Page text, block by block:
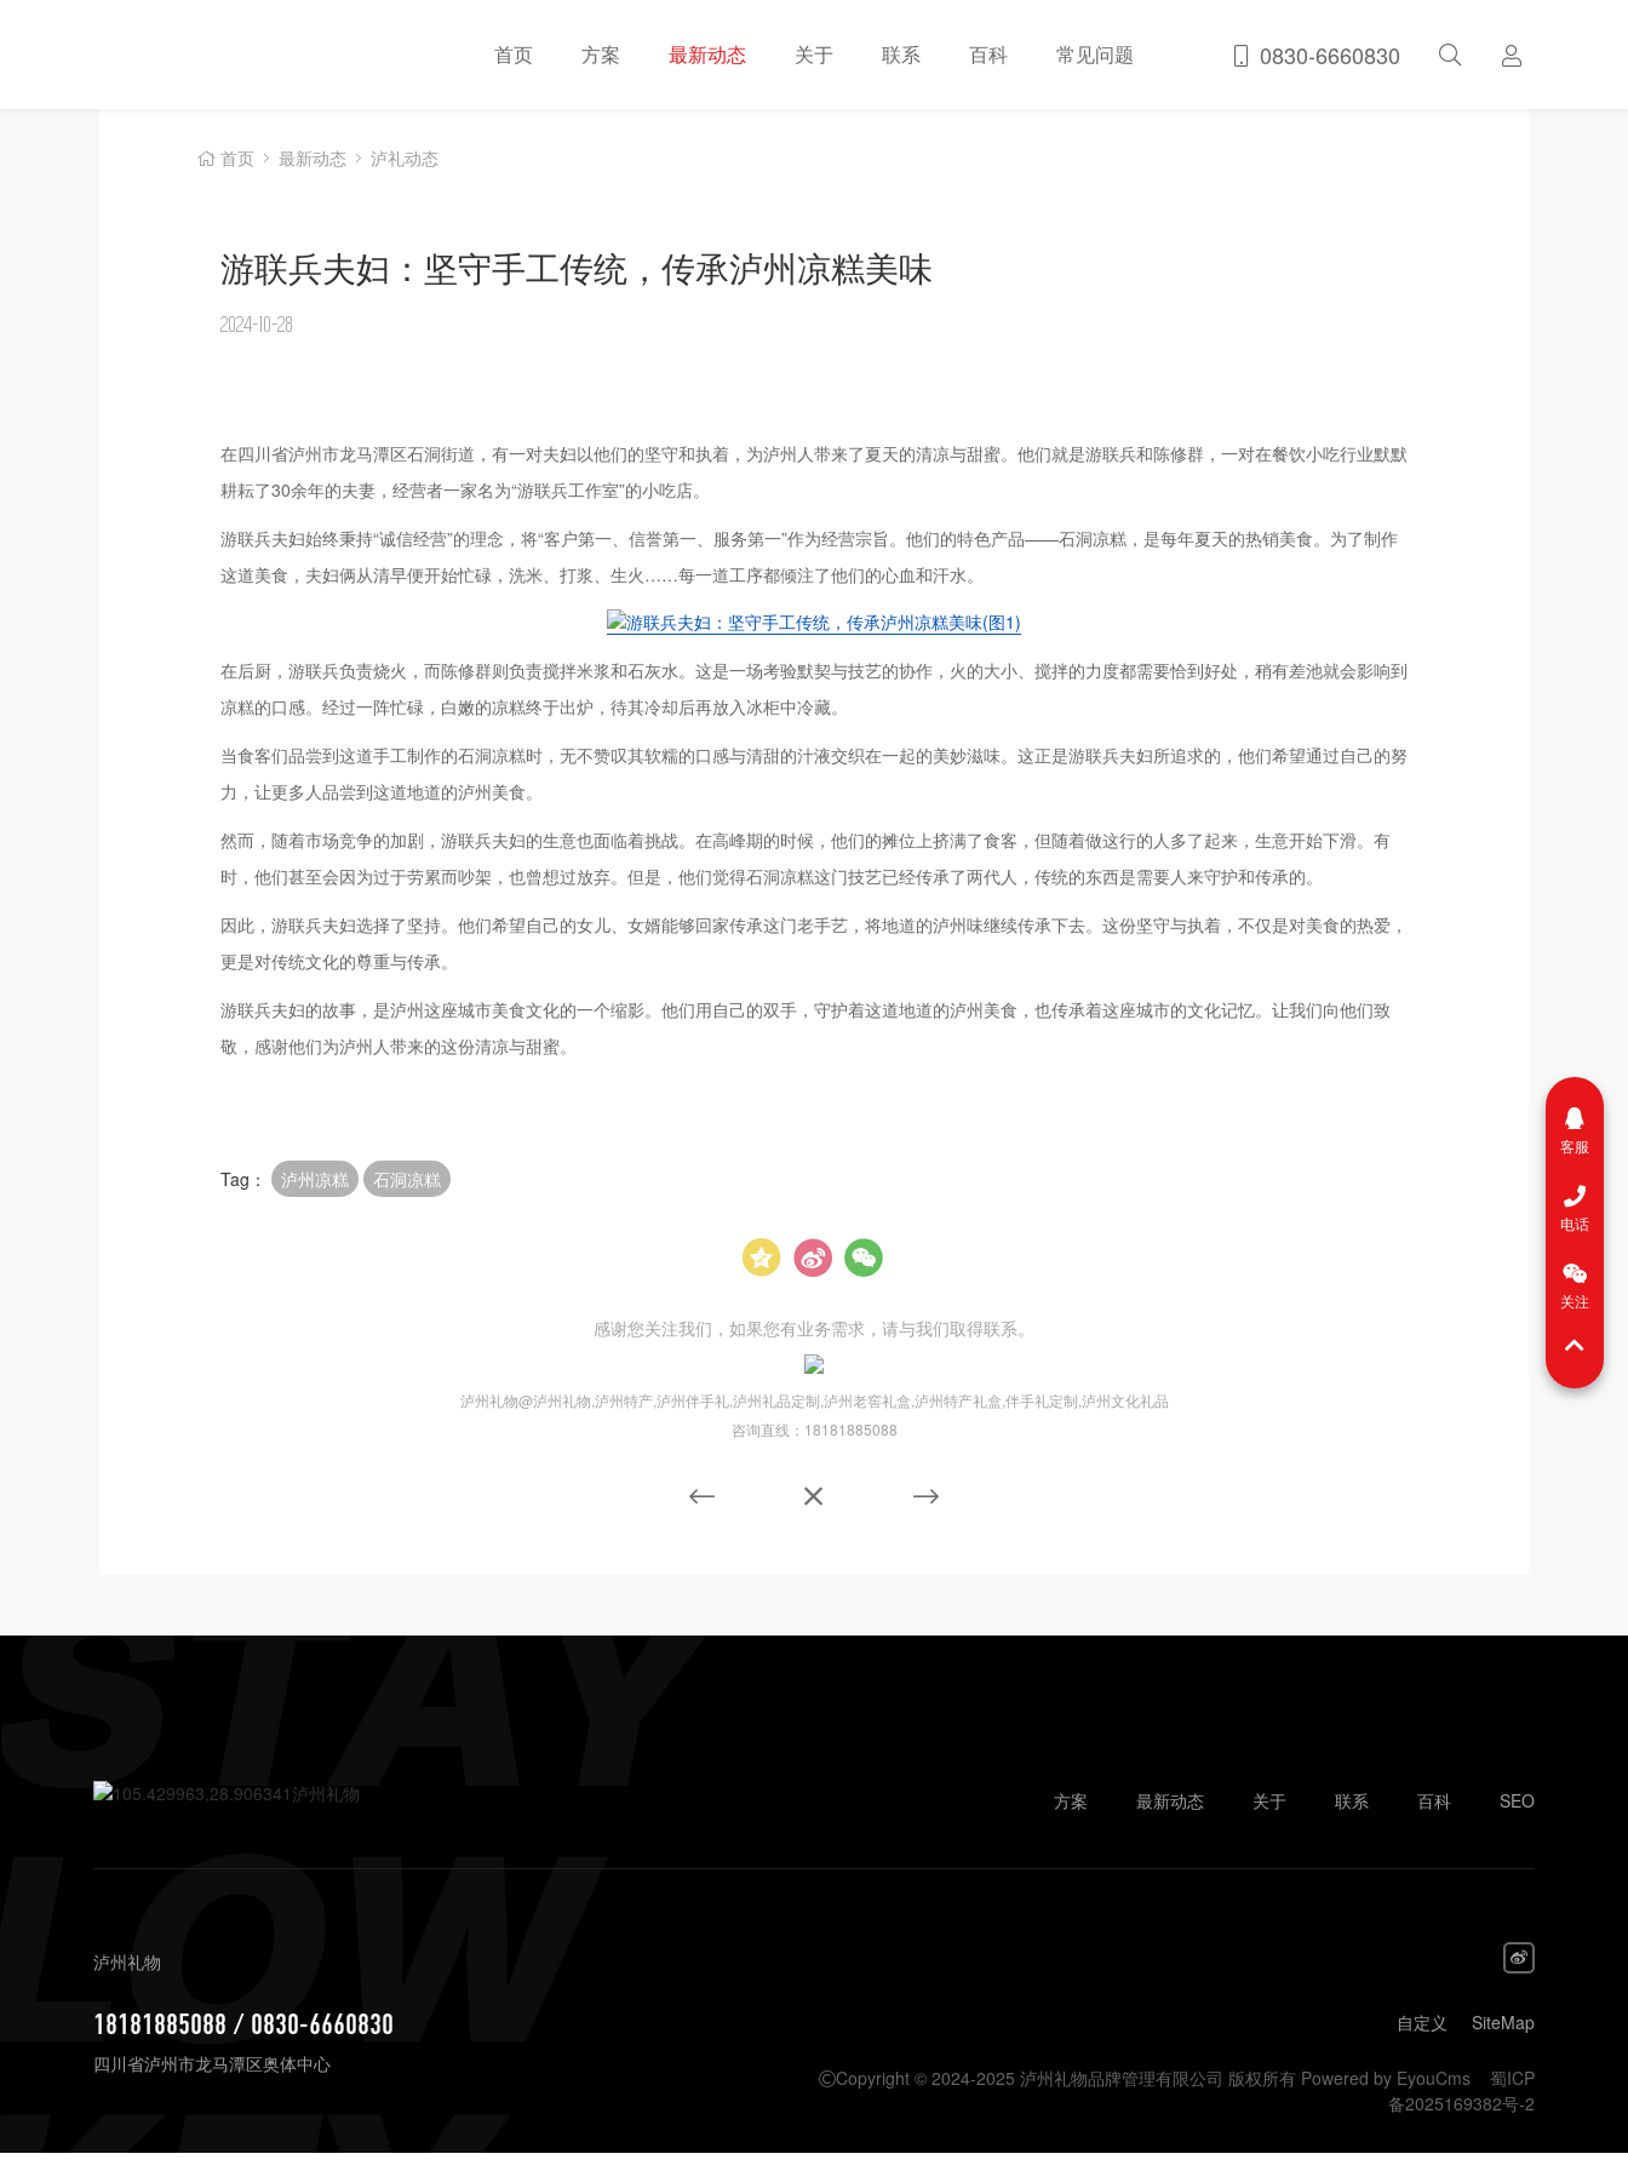
首页 方案 最新动态 关于 联系 百科 常见问题 0830-6660830
首页 最新动态 泸礼动态
游联兵夫妇：坚守手工传统，传承泸州凉糕美味
2024-10-28
在四川省泸州市龙马潭区石洞街道，有一对夫妇以他们的坚守和执着，为泸州人带来了夏天的清凉与甜蜜。他们就是游联兵和陈修群，一对在餐饮小吃行业默默
耕耘了30余年的夫妻，经营者一家名为“游联兵工作室”的小吃店。
游联兵夫妇始终秉持“诚信经营”的理念，将“客户第一、信誉第一、服务第一”作为经营宗旨。他们的特色产品——石洞凉糕，是每年夏天的热销美食。为了制作
这道美食，夫妇俩从清早便开始忙碌，洗米、打浆、生火……每一道工序都倾注了他们的心血和汗水。
在后厨，游联兵负责烧火，而陈修群则负责搅拌米浆和石灰水。这是一场考验默契与技艺的协作，火的大小、搅拌的力度都需要恰到好处，稍有差池就会影响到
凉糕的口感。经过一阵忙碌，白嫩的凉糕终于出炉，待其冷却后再放入冰柜中冷藏。
当食客们品尝到这道手工制作的石洞凉糕时，无不赞叹其软糯的口感与清甜的汁液交织在一起的美妙滋味。这正是游联兵夫妇所追求的，他们希望通过自己的努
力，让更多人品尝到这道地道的泸州美食。
然而，随着市场竞争的加剧，游联兵夫妇的生意也面临着挑战。在高峰期的时候，他们的摊位上挤满了食客，但随着做这行的人多了起来，生意开始下滑。有
时，他们甚至会因为过于劳累而吵架，也曾想过放弃。但是，他们觉得石洞凉糕这门技艺已经传承了两代人，传统的东西是需要人来守护和传承的。
因此，游联兵夫妇选择了坚持。他们希望自己的女儿、女婿能够回家传承这门老手艺，将地道的泸州味继续传承下去。这份坚守与执着，不仅是对美食的热爱，
更是对传统文化的尊重与传承。
游联兵夫妇的故事，是泸州这座城市美食文化的一个缩影。他们用自己的双手，守护着这道地道的泸州美食，也传承着这座城市的文化记忆。让我们向他们致
敬，感谢他们为泸州人带来的这份清凉与甜蜜。
Tag： 泸州凉糕 石洞凉糕
感谢您关注我们，如果您有业务需求，请与我们取得联系。
泸州礼物@泸州礼物,泸州特产,泸州伴手礼,泸州礼品定制,泸州老窖礼盒,泸州特产礼盒,伴手礼定制,泸州文化礼品
咨询直线：18181885088
SEO
方案 最新动态 关于 联系 百科
泸州礼物
18181885088 / 0830-6660830
四川省泸州市龙马潭区奥体中心
自定义 SiteMap
Copyright © 2024-2025 泸州礼物品牌管理有限公司 版权所有 Powered by EyouCms
蜀ICP
备2025169382号-2
客服
电话
关注